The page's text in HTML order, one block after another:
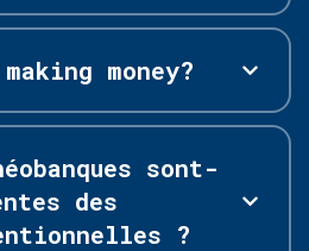
money?
sont-
des
?